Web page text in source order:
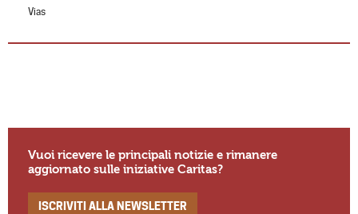
Vias
Vuoi ricevere le principali notizie e rimanere
aggiornato sulle iniziative Caritas?
ISCRIVITI ALLA NEWSLETTER